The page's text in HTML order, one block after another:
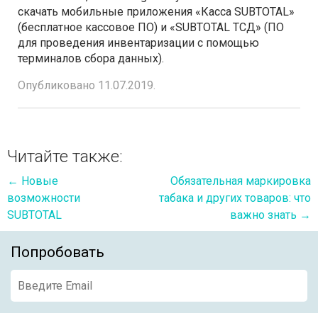
скачать мобильные приложения «Касса SUBTOTAL»
(бесплатное кассовое ПО) и «SUBTOTAL ТСД» (ПО
для проведения инвентаризации с помощью
терминалов сбора данных).
Опубликовано 11.07.2019.
Читайте также:
← Новые
возможности
SUBTOTAL
Обязательная маркировка
табака и других товаров: что
важно знать →
Попробовать